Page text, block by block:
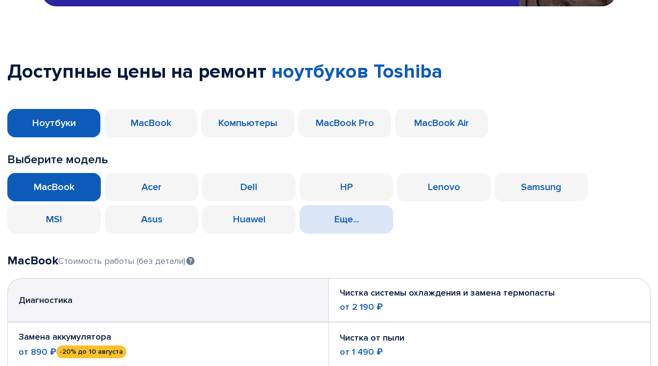
Доступные цены на ремонт ноутбуков Toshiba
Ноутбуки MacBook Компьютеры MacBook Pro MacBook Air
Выберите модель
MacBook Acer Dell HP Lenovo Samsung
MSI Asus Huawei Еще...
MacBookСтоимость работы (без детали)
Диагностика
Чистка системы охлаждения и замена термопасты
от 2 190 ₽
Замена аккумулятора
от 890 ₽ -20% до 10 августа
Чистка от пыли
от 1 490 ₽